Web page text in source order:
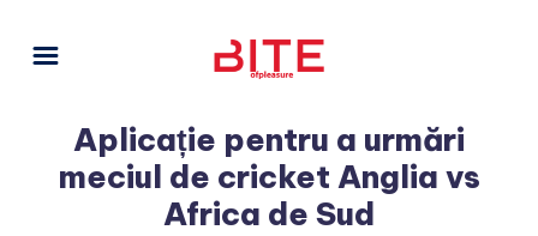
Aplicație pentru a urmări
meciul de cricket Anglia vs
Africa de Sud